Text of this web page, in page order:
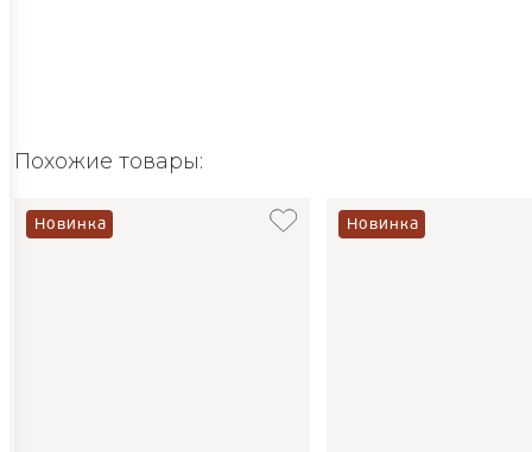
Похожие товары:
Новинка Новинка